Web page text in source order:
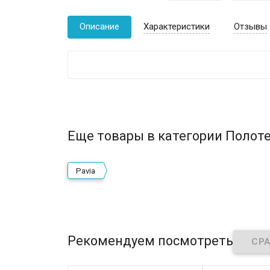
Описание Характеристики Отзывы
Еще товары в категории
Pavia
Рекомендуем посмотреть